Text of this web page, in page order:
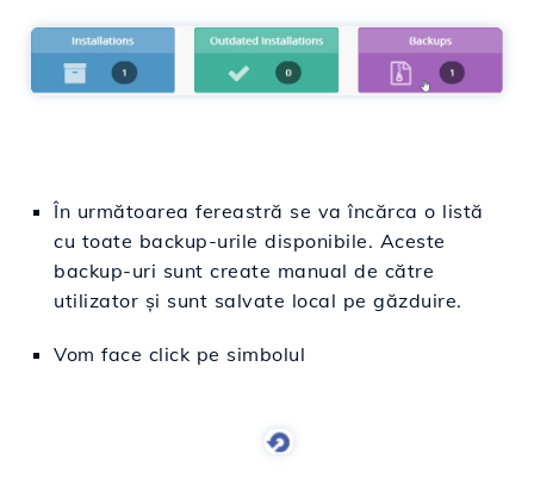
În următoarea fereastră se va încărca o listă
cu toate backup-urile disponibile. Aceste
backup-uri sunt create manual de către
utilizator și sunt salvate local pe găzduire.
Vom face click pe simbolul